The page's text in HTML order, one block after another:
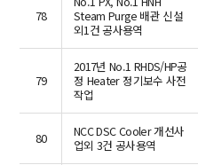
78
Steam Purge 배관 신설
외1건 공사용역
79
2017년 No.1 RHDS/HP공
정 Heater 정기보수 사전
작업
80
NCC DSC Cooler 개선사
업외 3건 공사용역